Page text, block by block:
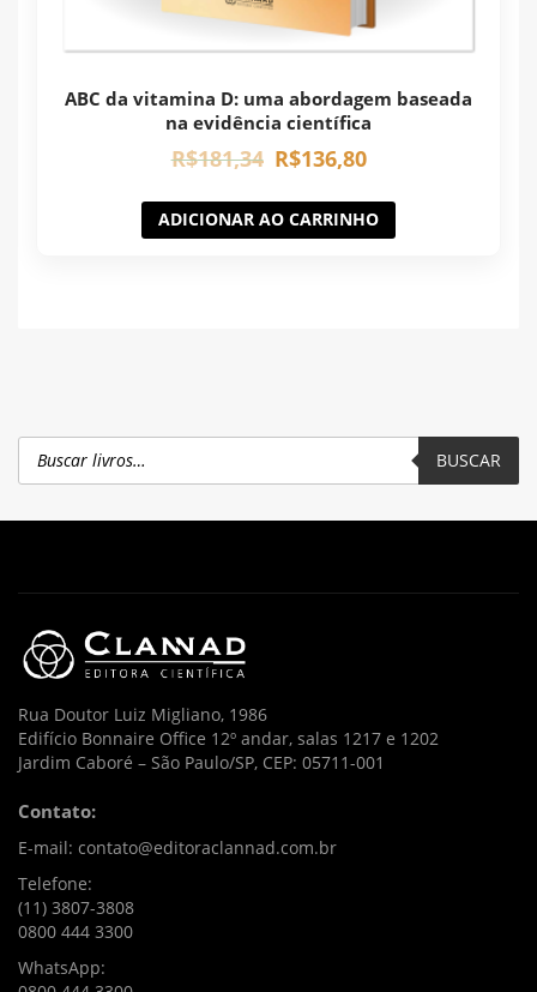
ABC da vitamina D: uma abordagem baseada
na evidência científica
R$181,34 R$136,80
ADICIONAR AO CARRINHO
BUSCAR
Rua Doutor Luiz Migliano, 1986
Edifício Bonnaire Office 12º andar, salas 1217 e 1202
Jardim Caboré – São Paulo/SP, CEP: 05711-001
Contato:
E-mail: contato@editoraclannad.com.br
Telefone:
(11) 3807-3808
0800 444 3300
WhatsApp: